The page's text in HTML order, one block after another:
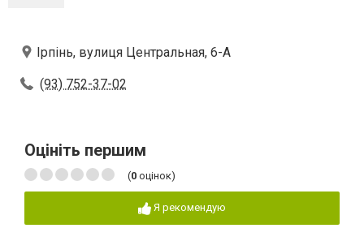
Ірпінь, вулиця Центральная, 6-А
(93) 752-37-02
Оцініть першим
(0 оцінок)
Я рекомендую